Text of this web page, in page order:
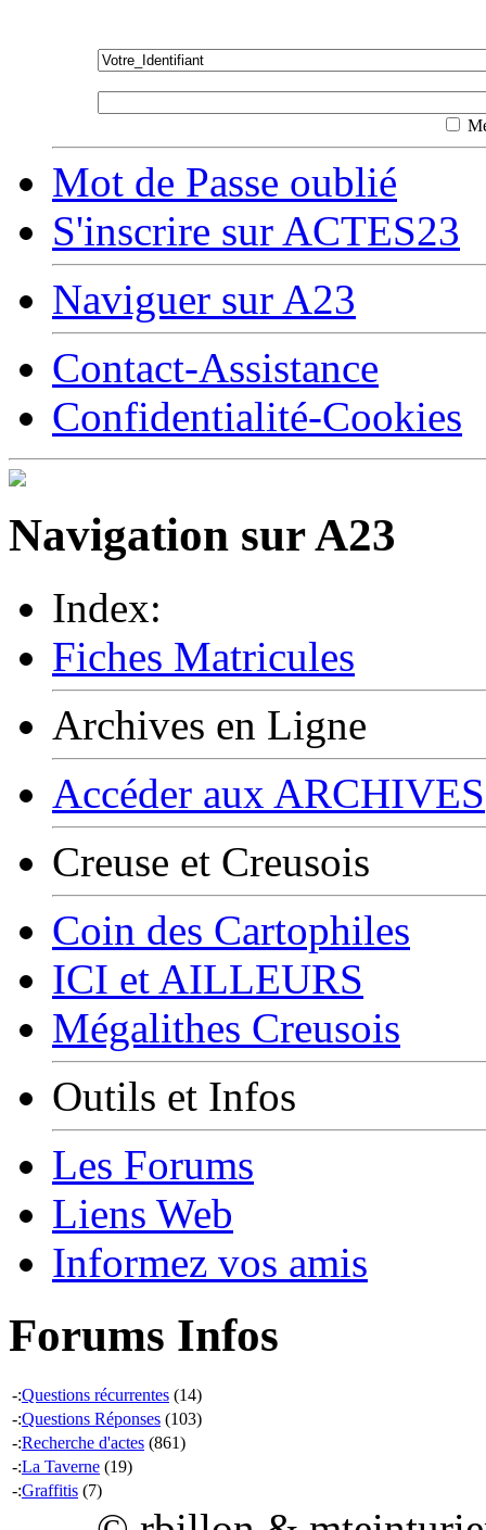
Mot de Passe oublié
S'inscrire sur ACTES23
Naviguer sur A23
Contact-Assistance
Confidentialité-Cookies
Navigation sur A23
Index:
Fiches Matricules
Archives en Ligne
Accéder aux ARCHIVES
Creuse et Creusois
Coin des Cartophiles
ICI et AILLEURS
Mégalithes Creusois
Outils et Infos
Les Forums
Liens Web
Informez vos amis
Forums Infos
-:Questions récurrentes (14)
-:Questions Réponses (103)
-:Recherche d'actes (861)
-:La Taverne (19)
-:Graffitis (7)